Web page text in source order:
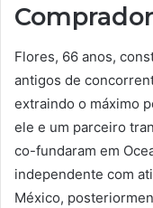
Flores, 66 anos,
antigos de
extraindo o máximo
ele e um parceiro
co-fundaram em
independente com
México,